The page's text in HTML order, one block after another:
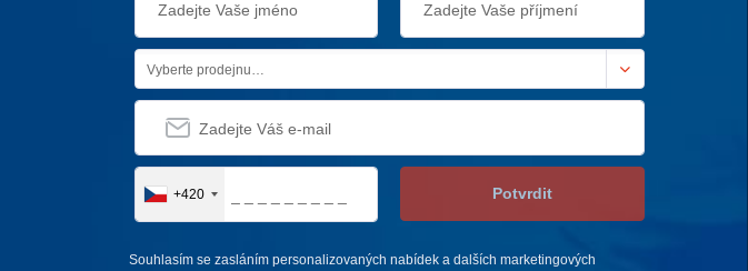
Vyberte prodejnu…
+420 Potvrdit
Souhlasím se zasláním personalizovaných nabídek a dalších marketingových